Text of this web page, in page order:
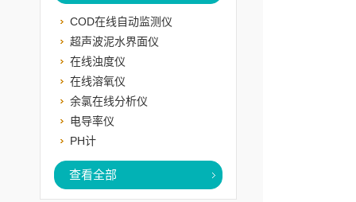
COD在线自动监测仪
超声波泥水界面仪
在线浊度仪
在线溶氧仪
余氯在线分析仪
电导率仪
PH计
查看全部